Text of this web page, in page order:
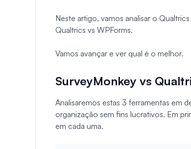
Neste artigo, vamos analisar o
Qualtrics vs WPForms.
Vamos avançar e ver qual é o melhor.
SurveyMonkey vs
Analisaremos estas 3 ferramentas em
organização sem fins lucrativos. Em
em cada uma.